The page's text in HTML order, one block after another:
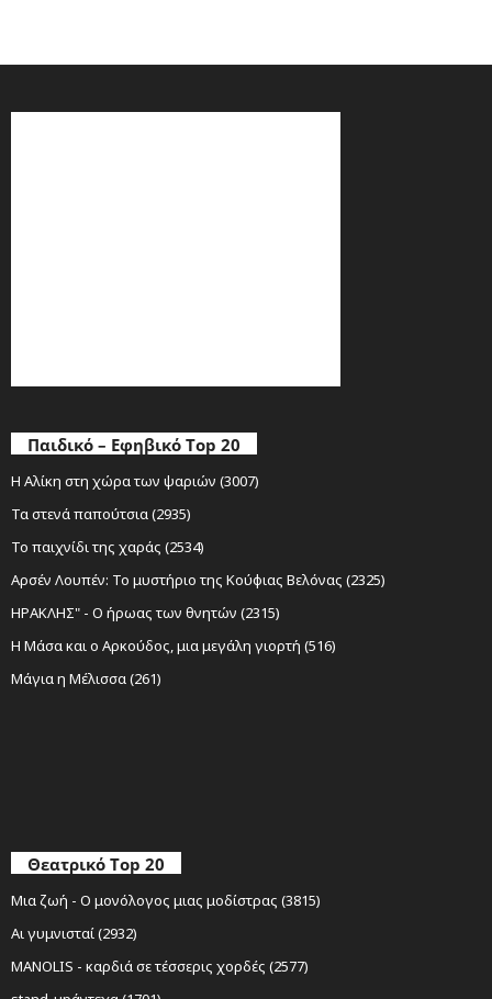
Παιδικό – Εφηβικό Top 20
Η Αλίκη στη χώρα των ψαριών (3007)
Τα στενά παπούτσια (2935)
Το παιχνίδι της χαράς (2534)
Αρσέν Λουπέν: Το μυστήριο της Κούφιας Βελόνας (2325)
ΗΡΑΚΛΗΣ" - Ο ήρωας των θνητών (2315)
Η Μάσα και ο Αρκούδος, μια μεγάλη γιορτή (516)
Μάγια η Μέλισσα (261)
Θεατρικό Top 20
Μια ζωή - Ο μονόλογος μιας μοδίστρας (3815)
Αι γυμνισταί (2932)
MANOLIS - καρδιά σε τέσσερις χορδές (2577)